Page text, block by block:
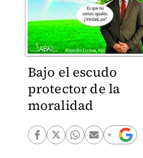
Bajo el escudo
protector de la
moralidad